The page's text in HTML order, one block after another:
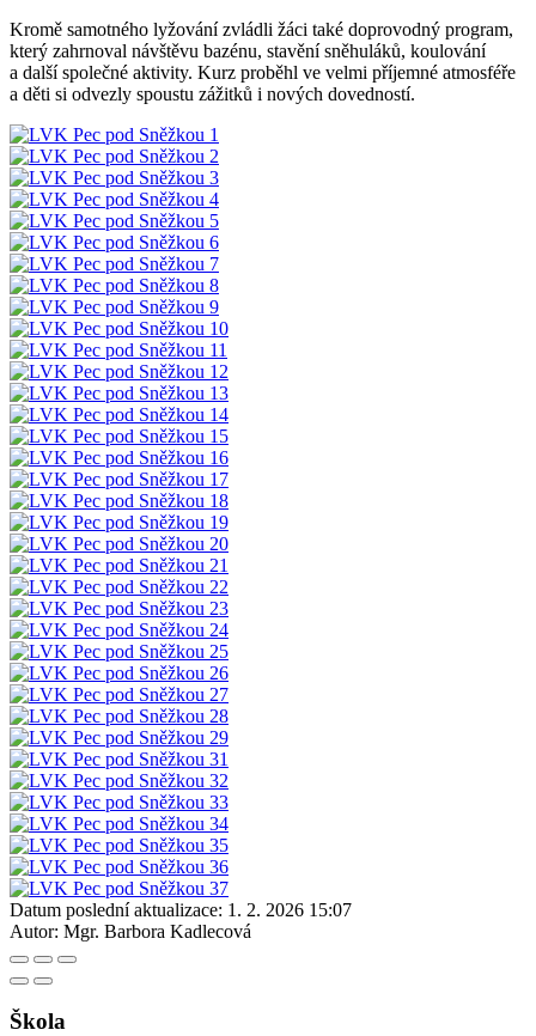
Kromě samotného lyžování zvládli žáci také doprovodný program,
který zahrnoval návštěvu bazénu, stavění sněhuláků, koulování
a další společné aktivity. Kurz proběhl ve velmi příjemné atmosféře
a děti si odvezly spoustu zážitků i nových dovedností.
Datum poslední aktualizace: 1. 2. 2026 15:07
Autor: Mgr. Barbora Kadlecová
Škola